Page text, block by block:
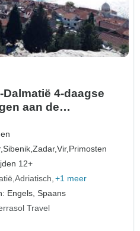
4-daagse
aan de
plaatsen. Oude
geschiedenis,
en
Levendige wa…
Sibenik,Zadar,Vir,Primosten
12+
Adriatisch +1 meer
Engels, Spaans
Travel